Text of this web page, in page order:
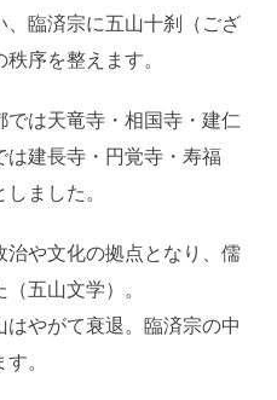
、臨済宗に五山十刹（ござ
序を整えます。
は天竜寺・相国寺・建仁
建長寺・円覚寺・寿福
ました。
や文化の拠点となり、儒
五山文学）。
はやがて衰退。臨済宗の中
。